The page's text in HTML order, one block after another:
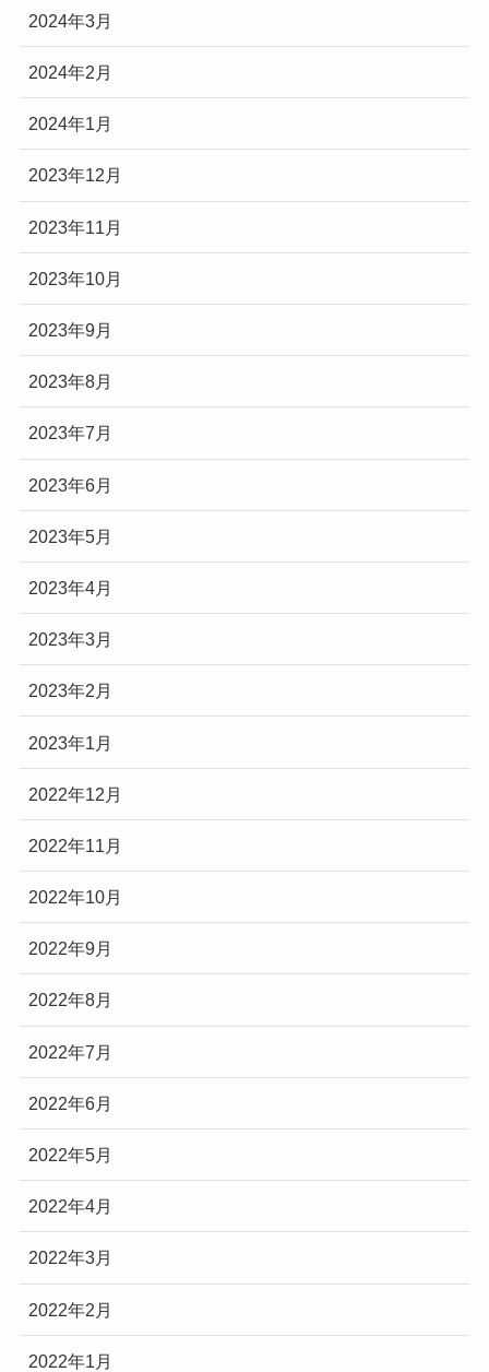
2024年3月
2024年2月
2024年1月
2023年12月
2023年11月
2023年10月
2023年9月
2023年8月
2023年7月
2023年6月
2023年5月
2023年4月
2023年3月
2023年2月
2023年1月
2022年12月
2022年11月
2022年10月
2022年9月
2022年8月
2022年7月
2022年6月
2022年5月
2022年4月
2022年3月
2022年2月
2022年1月